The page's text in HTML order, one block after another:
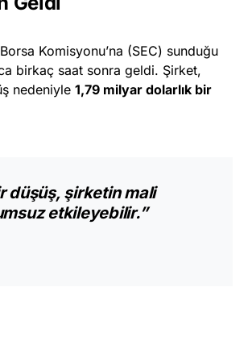
Komisyonu’na (SEC) sunduğu
birkaç saat sonra geldi. Şirket,
nedeniyle 1,79 milyar dolarlık bir
düşüş, şirketin mali
etkileyebilir.”